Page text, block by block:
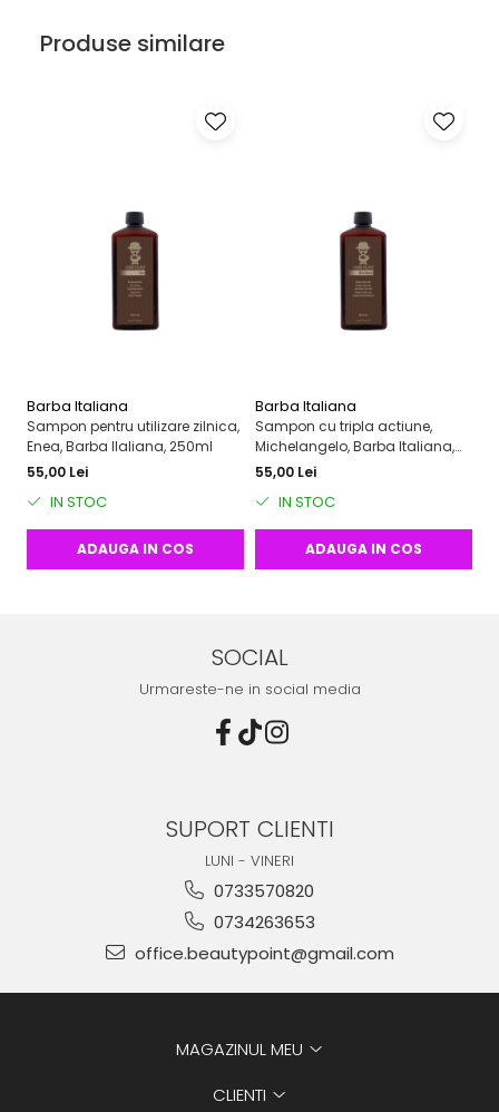
Produse similare
Barba Italiana
Sampon pentru utilizare zilnica,
Enea, Barba IIaliana, 250ml
55,00 Lei
IN STOC
ADAUGA IN COS
Barba Italiana
Sampon cu tripla actiune,
Michelangelo, Barba Italiana,
250 ml
55,00 Lei
IN STOC
ADAUGA IN COS
SOCIAL
Urmareste-ne in social media
SUPORT CLIENTI
LUNI - VINERI
0733570820
0734263653
office.beautypoint@gmail.com
MAGAZINUL MEU
CLIENTI